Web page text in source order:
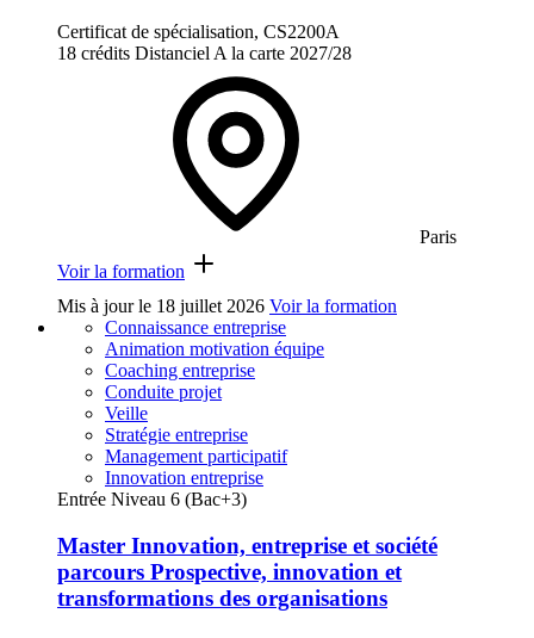
Certificat de spécialisation, CS2200A
18 crédits Distanciel A la carte 2027/28
Paris
Voir la formation
Mis à jour le 18 juillet 2026 Voir la formation
Connaissance entreprise
Animation motivation équipe
Coaching entreprise
Conduite projet
Veille
Stratégie entreprise
Management participatif
Innovation entreprise
Entrée Niveau 6 (Bac+3)
Master Innovation, entreprise et société
parcours Prospective, innovation et
transformations des organisations